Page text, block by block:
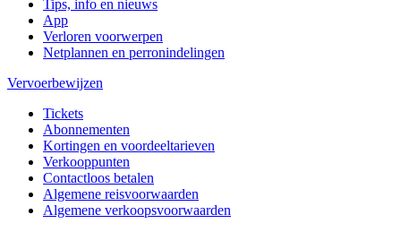
Tips, info en nieuws
App
Verloren voorwerpen
Netplannen en perronindelingen
Vervoerbewijzen
Tickets
Abonnementen
Kortingen en voordeeltarieven
Verkooppunten
Contactloos betalen
Algemene reisvoorwaarden
Algemene verkoopsvoorwaarden